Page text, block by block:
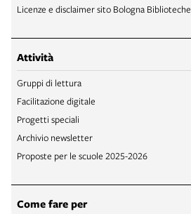
Licenze e disclaimer sito Bologna Biblioteche
Attività
Gruppi di lettura
Facilitazione digitale
Progetti speciali
Archivio newsletter
Proposte per le scuole 2025-2026
Come fare per